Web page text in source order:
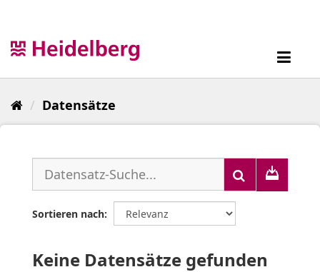
Datensätze
Sortieren nach
Keine Datensätze gefunden